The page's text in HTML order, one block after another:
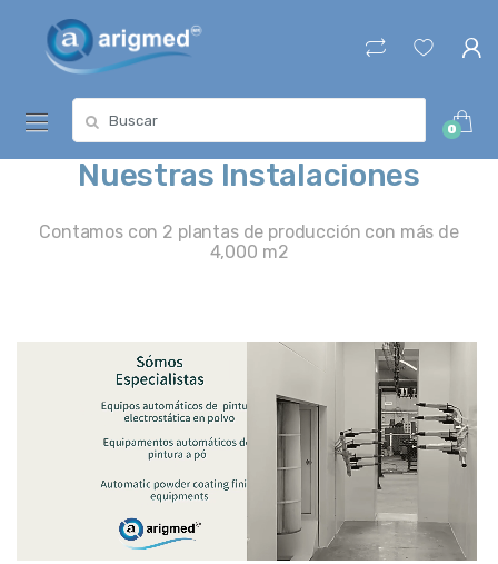
navigation
content
for:
0
Nuestras Instalaciones
Contamos con 2 plantas de producción con más de
4,000 m2